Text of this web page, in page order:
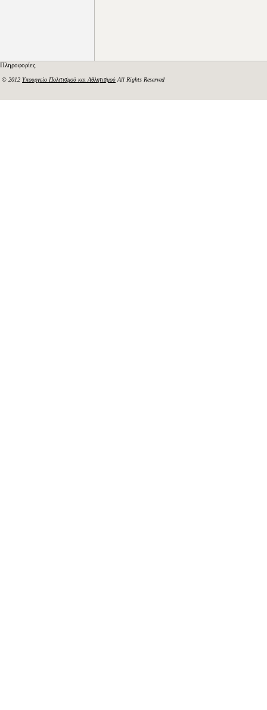
Πληροφορίες
© 2012 Υπουργείο Πολιτισμού και Αθλητισμού All Rights Reserved